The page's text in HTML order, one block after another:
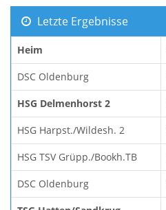
Letzte Ergebnisse
Heim
DSC Oldenburg
HSG Delmenhorst 2
HSG Harpst./Wildesh. 2
HSG TSV Grüpp./Bookh.TB
DSC Oldenburg